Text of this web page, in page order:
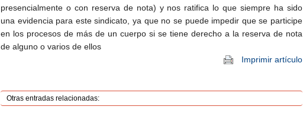
presencialmente o con reserva de nota) y nos ratifica lo que siempre ha sido
una evidencia para este sindicato, ya que no se puede impedir que se participe
en los procesos de más de un cuerpo si se tiene derecho a la reserva de nota
de alguno o varios de ellos
Imprimir artículo
Otras entradas relacionadas: